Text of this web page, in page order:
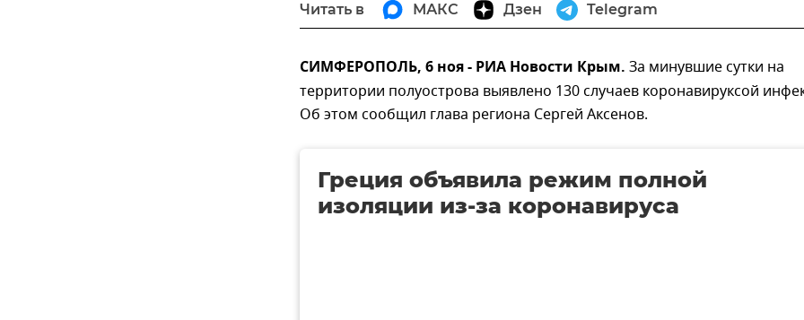
Читать в МАКС Дзен Telegram
СИМФЕРОПОЛЬ, 6 ноя - РИА Новости Крым. За минувшие сутки на
территории полуострова выявлено 130 случаев коронавируксой
Об этом сообщил глава региона Сергей Аксенов.
Греция объявила режим полной
изоляции из-за коронавируса